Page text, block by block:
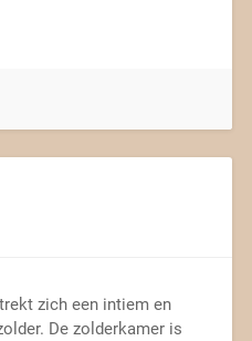
zich een intiem en
De zolderkamer is